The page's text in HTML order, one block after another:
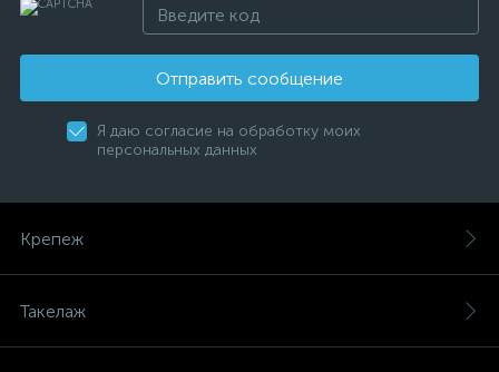
Отправить сообщение
Я даю согласие на обработку моих
персональных данных
Крепеж
Такелаж